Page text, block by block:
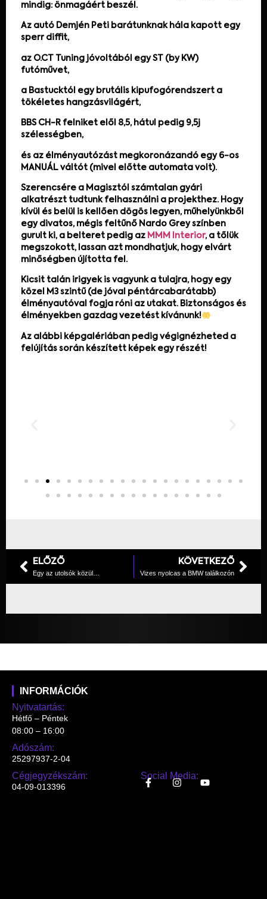
mindig: önmagáért beszél.
Az autó Demjén Peti barátunknak hála kapott egy
sperr diffit,
az O.CT Tuning jóvoltából egy ST (by KW)
futóművet,
a Bastucktól egy brutális kipufogórendszert a
tökéletes hangzásvilágért,
BBS CH-R felniket elől 8,5, hátul pedig 9,5j
szélességben,
és az élményautózást megkoronázandó egy 6-os
MANUÁL váltót (mivel előtte automata volt).
Szerencsére a Magisztól számtalan gyári
alkatrészt tudtunk felhasználni a projekthez. Hogy
kívül és belül is kellően dögös legyen, műhelyünkből
egy divatos, mégis feltűnő Nardo Grey színben
gurult ki, a belteret pedig az MMM Interior, a tőlük
megszokott, lassan azt mondhatjuk, hogy elvárt
minőségben újította fel.
Kicsit talán irigyek is vagyunk a tulajra, hogy egy
közel M3 szintű (de jóval péntárcabarátabb)
élményautóval fogja róni az utakat. Biztonságos és
élményekben gazdag vezetést kívánunk!
Az alábbi képgalériában pedig végignézheted a
felújítás során készített képek egy részét!
ELŐZŐ
Egy az utolsók közül…
KÖVETKEZŐ
Vizes nyolcas a BMW találkozón
Social Media:
INFORMÁCIÓK
Nyitvatartás:
Hétfő – Péntek
08:00 – 16:00
Adószám:
25297937-2-04
Cégjegyzékszám:
04-09-013396